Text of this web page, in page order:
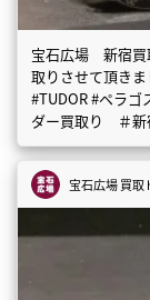
宝石広場 新宿買
取りさせて頂き
#TUDOR #ペラ
ダー買取り ＃
宝石広場 買取